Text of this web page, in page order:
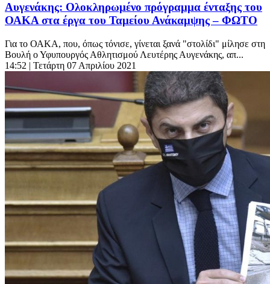
Αυγενάκης: Ολοκληρωμένο πρόγραμμα ένταξης του
ΟΑΚΑ στα έργα του Ταμείου Ανάκαμψης – ΦΩΤΟ
Για το ΟΑΚΑ, που, όπως τόνισε, γίνεται ξανά "στολίδι" μίλησε στη
Βουλή ο Υφυπουργός Αθλητισμού Λευτέρης Αυγενάκης, απ...
14:52 | Τετάρτη 07 Απριλίου 2021